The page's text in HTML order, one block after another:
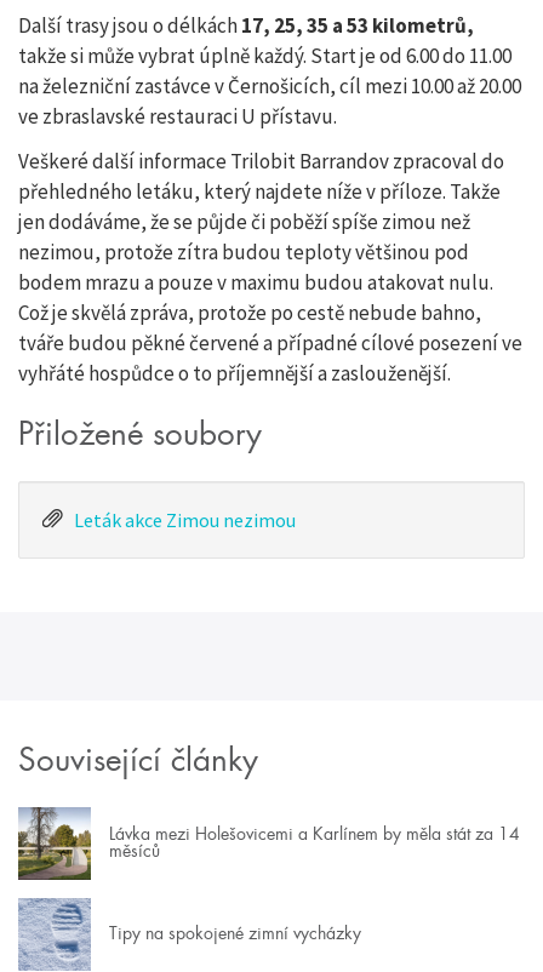
Další trasy jsou o délkách17, 25, 35 a 53 kilometrů,
takže si může vybrat úplně každý. Start je od 6.00 do 11.00
na železniční zastávce v Černošicích, cíl mezi 10.00 až 20.00
ve zbraslavské restauraci U přístavu.
Veškeré další informace Trilobit Barrandov zpracoval do
přehledného letáku, který najdete níže v příloze. Takže
jen dodáváme, že se půjde či poběží spíše zimou než
nezimou, protože zítra budou teploty většinou pod
bodem mrazu a pouze v maximu budou atakovat nulu.
Což je skvělá zpráva, protože po cestě nebude bahno,
tváře budou pěkné červené a případné cílové posezení ve
vyhřáté hospůdce o to příjemnější a zaslouženější.
Přiložené soubory
Leták akce Zimou nezimou
Související články
Lávka mezi Holešovicemi a Karlínem by měla stát za 14
měsíců
Tipy na spokojené zimní vycházky